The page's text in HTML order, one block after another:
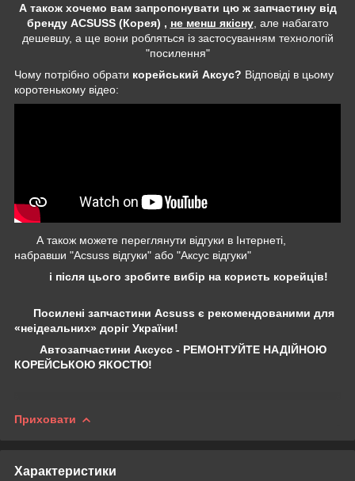
А також хочемо вам запропонувати цю ж запчастину від
бренду ACSUSS (Корея) , не менш якісну, але набагато
дешевшу, а ще вони робляться із застосуванням технологій
"посилення"
Чому потрібно обрати корейський Аксус? Відповіді в цьому
коротенькому відео:
А також можете переглянути відгуки в Інтернеті,
набравши "Acsuss відгуки" або "Аксус відгуки"
і після цього зробите вибір на користь корейців!
Посилені запчастини Acsuss є рекомендованими для
«неідеальних» доріг України!
Автозапчастини Аксусс - РЕМОНТУЙТЕ НАДІЙНОЮ
КОРЕЙСЬКОЮ ЯКОСТЮ!
Приховати
Характеристики